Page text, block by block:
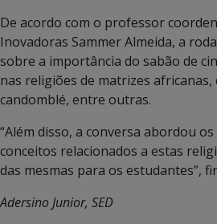
De acordo com o professor
Inovadoras Sammer Almeida, a
sobre a importância do sabão de
nas religiões de matrizes africanas,
candomblé, entre outras.
“Além disso, a conversa abordou
conceitos relacionados a estas
das mesmas para os estudantes”,
Adersino Junior, SED